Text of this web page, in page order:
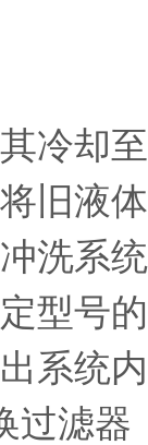
却至
液体
系统
号的
统内
滤器